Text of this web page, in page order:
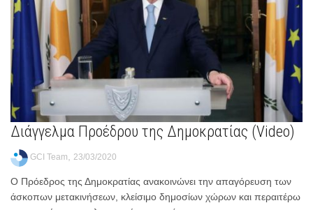
Διάγγελμα Προέδρου της Δημοκρατίας (Video)
GCI Team, 23/03/2020
Ο Πρόεδρος της Δημοκρατίας ανακοινώνει την απαγόρευση των
άσκοπων μετακινήσεων, κλείσιμο δημοσίων χώρων και περαιτέρω